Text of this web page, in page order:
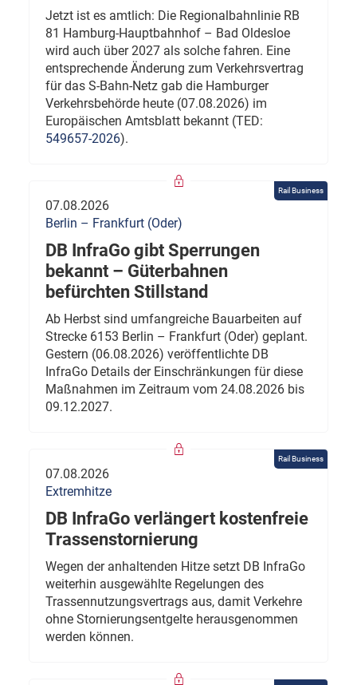
Jetzt ist es amtlich: Die Regionalbahnlinie RB
81 Hamburg-Hauptbahnhof – Bad Oldesloe
wird auch über 2027 als solche fahren. Eine
entsprechende Änderung zum Verkehrsvertrag
für das S-Bahn-Netz gab die Hamburger
Verkehrsbehörde heute (07.08.2026) im
Europäischen Amtsblatt bekannt (TED:
549657-2026).
Rail Business
07.08.2026
Berlin – Frankfurt (Oder)
DB InfraGo gibt Sperrungen
bekannt – Güterbahnen
befürchten Stillstand
Ab Herbst sind umfangreiche Bauarbeiten auf
Strecke 6153 Berlin – Frankfurt (Oder) geplant.
Gestern (06.08.2026) veröffentlichte DB
InfraGo Details der Einschränkungen für diese
Maßnahmen im Zeitraum vom 24.08.2026 bis
09.12.2027.
Rail Business
07.08.2026
Extremhitze
DB InfraGo verlängert kostenfreie
Trassenstornierung
Wegen der anhaltenden Hitze setzt DB InfraGo
weiterhin ausgewählte Regelungen des
Trassennutzungsvertrags aus, damit Verkehre
ohne Stornierungsentgelte herausgenommen
werden können.